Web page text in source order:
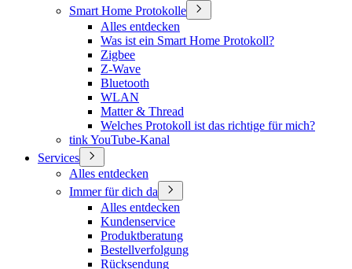
Smart Home Protokolle
Alles entdecken
Was ist ein Smart Home Protokoll?
Zigbee
Z-Wave
Bluetooth
WLAN
Matter & Thread
Welches Protokoll ist das richtige für mich?
tink YouTube-Kanal
Services
Alles entdecken
Immer für dich da
Alles entdecken
Kundenservice
Produktberatung
Bestellverfolgung
Rücksendung